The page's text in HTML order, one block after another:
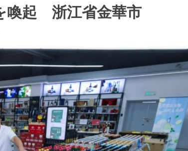
喚起 浙江省金華市